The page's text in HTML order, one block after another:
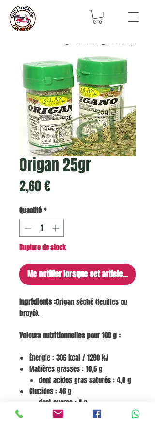
Origan 25gr
2,60 €Prix
Quantité*
Rupture de stock
Me notifier lorsque cet article est
Ingrédients :Origan séché (feuilles ou
broyé).
Valeurs nutritionnelles pour 100 g :
Énergie : 306 kcal / 1280 kJ
Matières grasses : 10,5 g
dont acides gras saturés : 4,0 g
Glucides : 46 g
dont sucres : 4 g
Fibres : 22 g